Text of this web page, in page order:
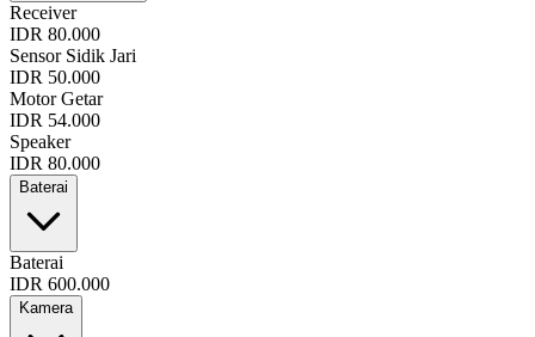
Receiver
IDR 80.000
Sensor Sidik Jari
IDR 50.000
Motor Getar
IDR 54.000
Speaker
IDR 80.000
Baterai
Baterai
IDR 600.000
Kamera